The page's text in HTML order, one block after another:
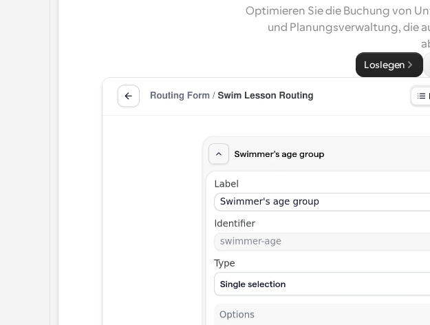
Optimieren Sie die Buchung von
und Planungsverwaltung, die
Loslegen